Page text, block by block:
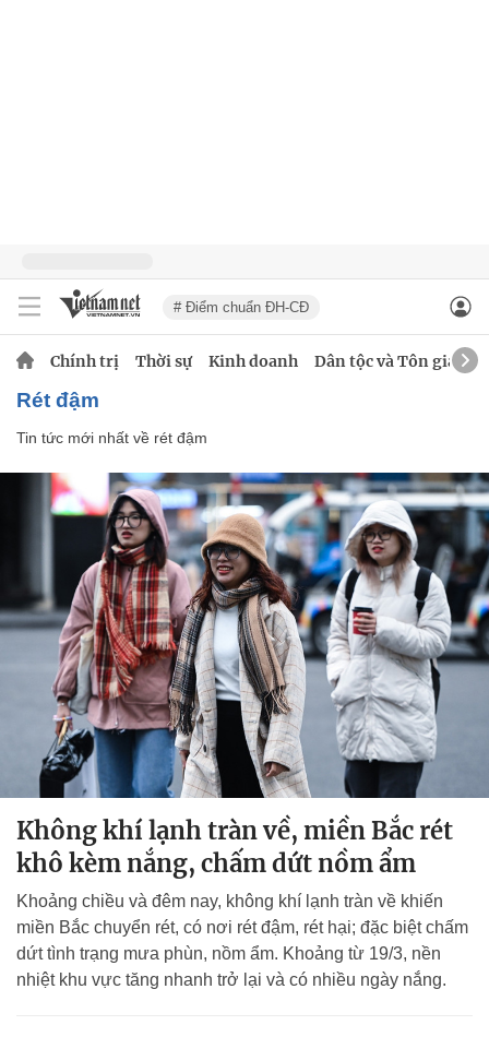
# Điểm chuẩn ĐH-CĐ
Chính trị Thời sự Kinh doanh Dân tộc và Tôn giáo
rét đậm
Tin tức mới nhất về rét đậm
Không khí lạnh tràn về, miền Bắc rét
khô kèm nắng, chấm dứt nồm ẩm
Khoảng chiều và đêm nay, không khí lạnh tràn về khiến
miền Bắc chuyển rét, có nơi rét đậm, rét hại; đặc biệt chấm
dứt tình trạng mưa phùn, nồm ẩm. Khoảng từ 19/3, nền
nhiệt khu vực tăng nhanh trở lại và có nhiều ngày nắng.